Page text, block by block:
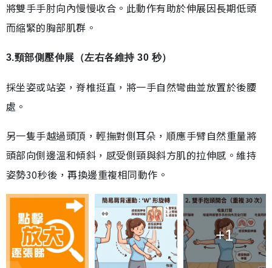
將雙手手肘向內慢慢收合。此動作有助於伸展因長期低頭
而縮緊的胸部肌群。
3.頸部側壓伸展（左右各維持 30 秒）
採坐姿或站姿，脊椎挺直，將一手自然彎曲並放置於後腰
處。
另一隻手越過頭頂，輕撫對側耳朵，順應手臂自然重量將
頭部向側邊溫和傾斜，感受側頸與斜方肌的拉伸感。維持
姿勢30秒後，再換邊重複相同動作。
+1